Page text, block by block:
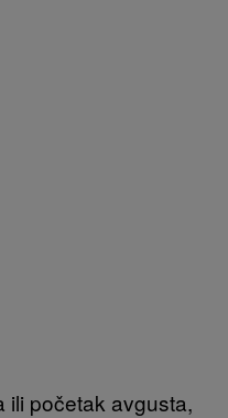
ili početak avgusta,